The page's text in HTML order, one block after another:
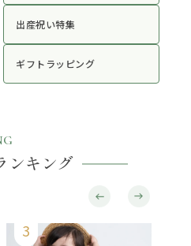
出産祝い特集
ギフトラッピング
ンキング